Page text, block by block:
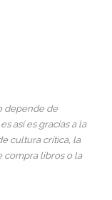
depende de
así es gracias a la
cultura crítica, la
compra libros o la